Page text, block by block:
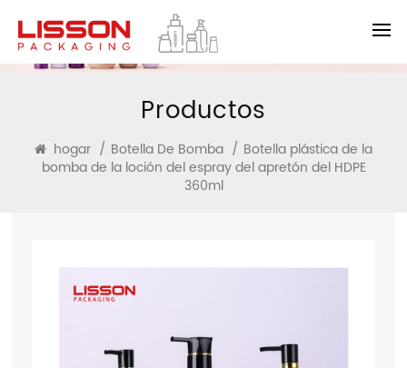
Productos
hogar / Botella De Bomba / Botella plástica de la
bomba de la loción del espray del apretón del HDPE
360ml